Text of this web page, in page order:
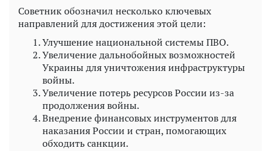
Советник обозначил несколько ключевых
направлений для достижения этой цели:
Улучшение национальной системы ПВО.
Увеличение дальнобойных возможностей
Украины для уничтожения инфраструктуры
войны.
Увеличение потерь ресурсов России из-за
продолжения войны.
Внедрение финансовых инструментов для
наказания России и стран, помогающих
обходить санкции.